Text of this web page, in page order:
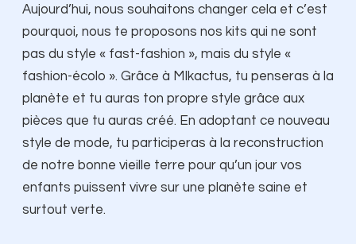
Aujourd’hui, nous souhaitons changer cela et c’est
pourquoi, nous te proposons nos kits qui ne sont
pas du style « fast-fashion », mais du style «
fashion-écolo ». Grâce à MIkactus, tu penseras à la
planète et tu auras ton propre style grâce aux
pièces que tu auras créé. En adoptant ce nouveau
style de mode, tu participeras à la reconstruction
de notre bonne vieille terre pour qu’un jour vos
enfants puissent vivre sur une planète saine et
surtout verte.